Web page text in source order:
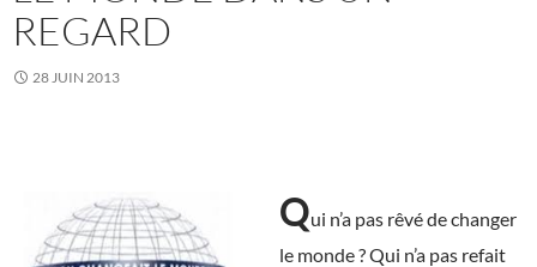
REGARD
28 JUIN 2013
Qui n’a pas rêvé de changer
le monde ? Qui n’a pas refait